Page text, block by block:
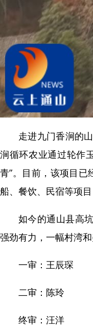
走进九门香涧的
涧循环农业通过轮作
青”。目前，该项目
船、餐饮、民宿等项
如今的通山县高
强劲有力，一幅村湾
一审：王辰琛
二审：陈玲
终审：汪洋